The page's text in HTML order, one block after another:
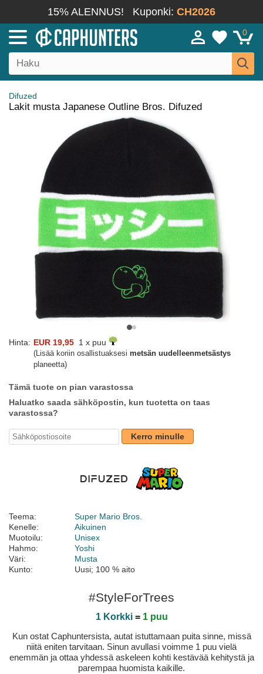
15% ALENNUS! Kuponki: CH2026
0
Difuzed
Lakit musta Japanese Outline Bros. Difuzed
Hinta: EUR 19,95 1 x puu
(Lisää koriin osallistuaksesi metsän uudelleenmetsästys
planeetta)
Tämä tuote on pian varastossa
Haluatko saada sähköpostin, kun tuotetta on taas
varastossa?
Kerro minulle
Teema:
Super Mario Bros.
Kenelle:
Aikuinen
Muotoilu:
Unisex
Hahmo:
Yoshi
Väri:
Musta
Kunto:
Uusi; 100 % aito
#StyleForTrees
1 Korkki= 1 puu
Kun ostat Caphuntersista, autat istuttamaan puita sinne, missä
niitä eniten tarvitaan. Sinun avullasi voimme 1 puu vielä
enemmän ja ottaa yhdessä askeleen kohti kestävää kehitystä ja
parempaa huomista kaikille.